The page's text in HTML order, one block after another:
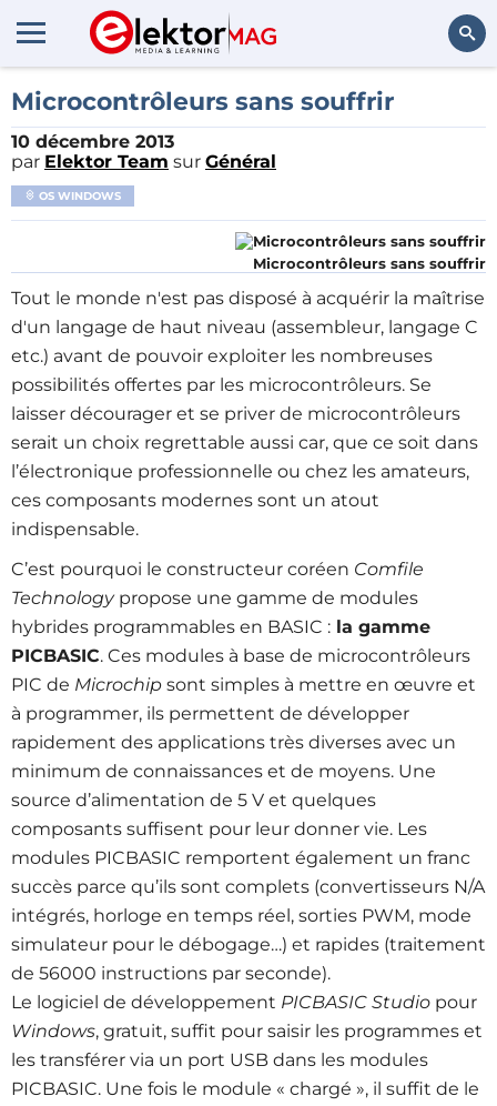
Microcontrôleurs sans souffrir
10 décembre 2013
par Elektor Team sur Général
OS WINDOWS
Microcontrôleurs sans souffrir
Tout le monde n'est pas disposé à acquérir la maîtrise
d'un langage de haut niveau (assembleur, langage C
etc.) avant de pouvoir exploiter les nombreuses
possibilités offertes par les microcontrôleurs. Se
laisser décourager et se priver de microcontrôleurs
serait un choix regrettable aussi car, que ce soit dans
l’électronique professionnelle ou chez les amateurs,
ces composants modernes sont un atout
indispensable.
C’est pourquoi le constructeur coréen Comfile
Technology propose une gamme de modules
hybrides programmables en BASIC : la gamme
PICBASIC. Ces modules à base de microcontrôleurs
PIC de Microchip sont simples à mettre en œuvre et
à programmer, ils permettent de développer
rapidement des applications très diverses avec un
minimum de connaissances et de moyens. Une
source d’alimentation de 5 V et quelques
composants suffisent pour leur donner vie. Les
modules PICBASIC remportent également un franc
succès parce qu’ils sont complets (convertisseurs N/A
intégrés, horloge en temps réel, sorties PWM, mode
simulateur pour le débogage…) et rapides (traitement
de 56000 instructions par seconde).
Le logiciel de développement PICBASIC Studio pour
Windows, gratuit, suffit pour saisir les programmes et
les transférer via un port USB dans les modules
PICBASIC. Une fois le module « chargé », il suffit de le